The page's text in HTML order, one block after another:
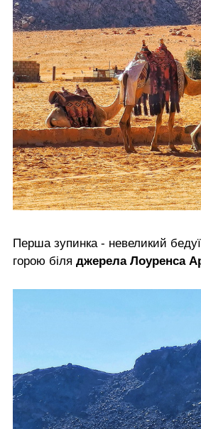
Перша зупинка - невеликий
горою біля джерела Лоуренса